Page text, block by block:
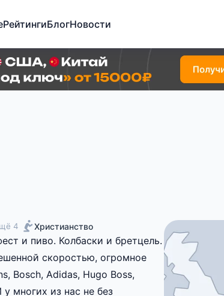
РейтингиБлогНовости
4 Христианство
и пиво. Колбаски и бретцель.
скоростью, огромное
Bosch, Adidas, Hugo Boss,
многих из нас не без